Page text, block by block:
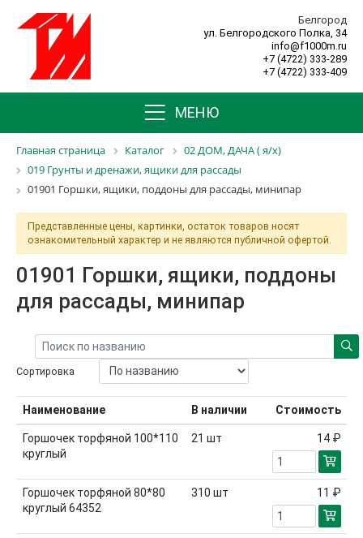
Белгород
ул. Белгородского Полка, 34
info@f1000m.ru
+7 (4722) 333-289
+7 (4722) 333-409
МЕНЮ
Главная страница Каталог
02 ДОМ, ДАЧА ( я/х)
019 Грунты и дренажи, ящики для рассады
01901 Горшки, ящики, поддоны для рассады, минипар
Представленные цены, картинки, остаток товаров носят
ознакомительный характер и не являются публичной офертой.
01901 Горшки, ящики, поддоны
для рассады, минипар
Сортировка
Наименование В наличии Стоимость
Горшочек торфяной 100*110
круглый
21 шт 14 ₽
Горшочек торфяной 80*80
круглый 64352
310 шт 11 ₽